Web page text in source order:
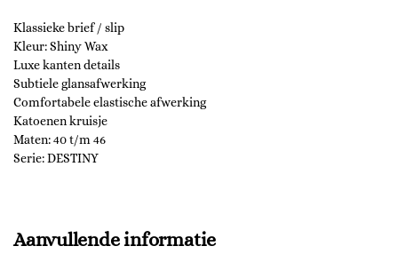
Klassieke brief / slip
Kleur: Shiny Wax
Luxe kanten details
Subtiele glansafwerking
Comfortabele elastische afwerking
Katoenen kruisje
Maten: 40 t/m 46
Serie: DESTINY
Aanvullende informatie